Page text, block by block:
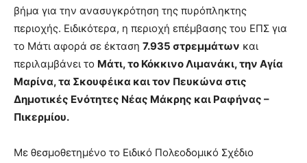
βήμα για την ανασυγκρότηση της πυρόπληκτης
περιοχής. Ειδικότερα, η περιοχή επέμβασης του ΕΠΣ για
το Μάτι αφορά σε έκταση 7.935 στρεμμάτων και
περιλαμβάνει το Μάτι, το Κόκκινο Λιμανάκι, την Αγία
Μαρίνα, τα Σκουφέικα και τον Πευκώνα στις
Δημοτικές Ενότητες Νέας Μάκρης και Ραφήνας –
Πικερμίου.
Με θεσμοθετημένο το Ειδικό Πολεοδομικό Σχέδιο